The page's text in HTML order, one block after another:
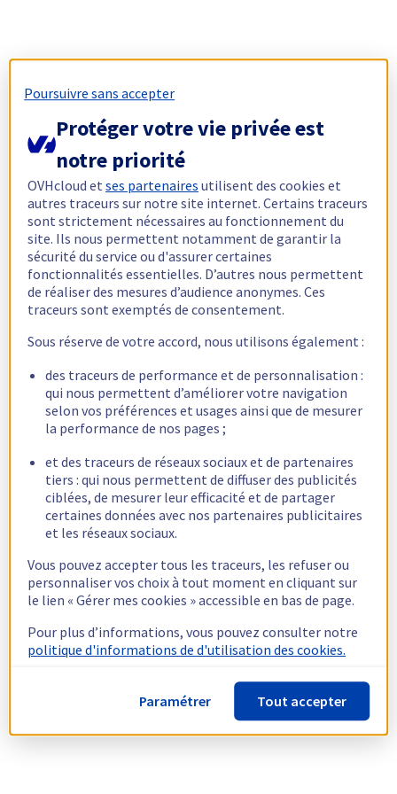
Poursuivre sans accepter
Protéger votre vie privée est
notre priorité
OVHcloud etses partenaires utilisent des cookies et
autres traceurs sur notre site internet. Certains traceurs
sont strictement nécessaires au fonctionnement du
site. Ils nous permettent notamment de garantir la
sécurité du service ou d'assurer certaines
fonctionnalités essentielles. D’autres nous permettent
de réaliser des mesures d’audience anonymes. Ces
traceurs sont exemptés de consentement.
Sous réserve de votre accord, nous utilisons également :
des traceurs de performance et de personnalisation :
qui nous permettent d’améliorer votre navigation
selon vos préférences et usages ainsi que de mesurer
la performance de nos pages ;
et des traceurs de réseaux sociaux et de partenaires
tiers : qui nous permettent de diffuser des publicités
ciblées, de mesurer leur efficacité et de partager
certaines données avec nos partenaires publicitaires
et les réseaux sociaux.
Vous pouvez accepter tous les traceurs, les refuser ou
personnaliser vos choix à tout moment en cliquant sur
le lien « Gérer mes cookies » accessible en bas de page.
Pour plus d’informations, vous pouvez consulter notre
politique d'informations de d'utilisation des cookies.
Paramétrer Tout accepter